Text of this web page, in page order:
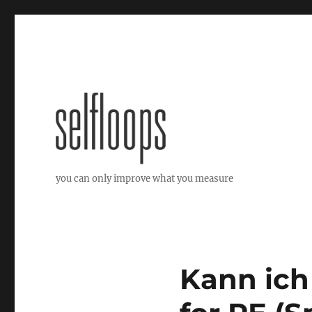
you can only improve what you measure
Kann